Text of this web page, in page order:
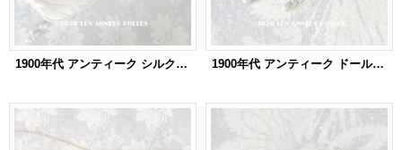
1900年代 アンティーク シルク製 初聖体のオモニエール ピンクベージュ 1900年代 アンティーク ドール用 極小 メタルメッシュのコインケース